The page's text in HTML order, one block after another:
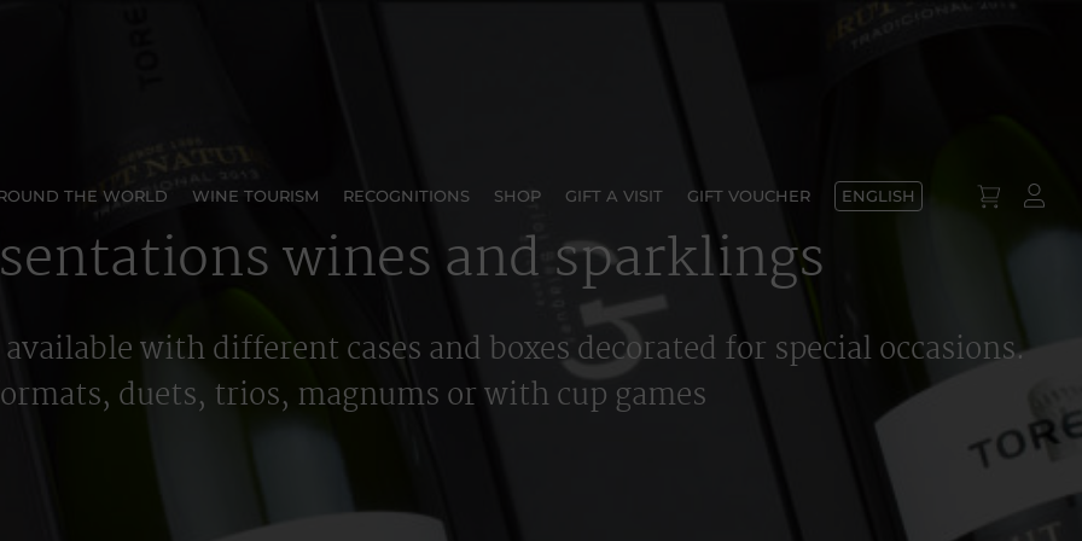
THE WORLD WINE TOURISM RECOGNITIONS SHOP GIFT A VISIT GIFT VOUCHER ENGLISH
wines and sparklings
with different cases and boxes decorated for special occasions.
duets, trios, magnums or with cup games